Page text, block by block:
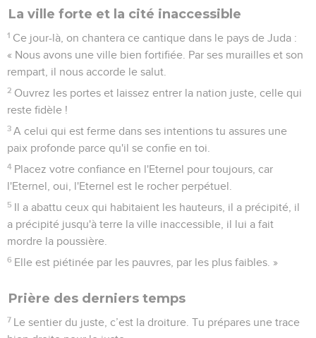
La ville forte et la cité inaccessible
1 Ce jour-là, on chantera ce cantique dans le pays de Juda :
« Nous avons une ville bien fortifiée. Par ses murailles et son
rempart, il nous accorde le salut.
2 Ouvrez les portes et laissez entrer la nation juste, celle qui
reste fidèle !
3 A celui qui est ferme dans ses intentions tu assures une
paix profonde parce qu'il se confie en toi.
4 Placez votre confiance en l'Eternel pour toujours, car
l'Eternel, oui, l'Eternel est le rocher perpétuel.
5 Il a abattu ceux qui habitaient les hauteurs, il a précipité, il
a précipité jusqu'à terre la ville inaccessible, il lui a fait
mordre la poussière.
6 Elle est piétinée par les pauvres, par les plus faibles. »
Prière des derniers temps
7 Le sentier du juste, c’est la droiture. Tu prépares une trace